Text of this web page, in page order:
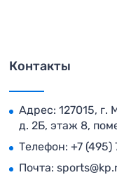
Контакты
Адрес: 127015, г.
д. 2Б, этаж 8,
Телефон: +7 (495)
Почта: